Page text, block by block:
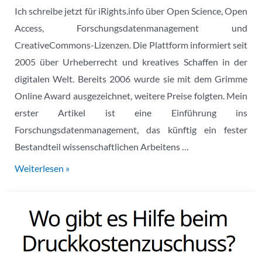
Ich schreibe jetzt für iRights.info über Open Science, Open
Access, Forschungsdatenmanagement und
CreativeCommons-Lizenzen. Die Plattform informiert seit
2005 über Urheberrecht und kreatives Schaffen in der
digitalen Welt. Bereits 2006 wurde sie mit dem Grimme
Online Award ausgezeichnet, weitere Preise folgten. Mein
erster Artikel ist eine Einführung ins
Forschungsdatenmanagement, das künftig ein fester
Bestandteil wissenschaftlichen Arbeitens …
Artikel
„Wieso
Forschungsdatenmanagement
künftig
Weiterlesen »